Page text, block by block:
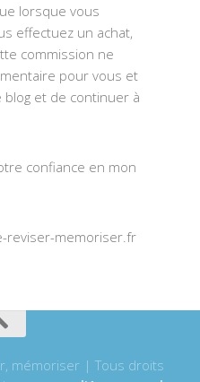
lorsque vous
effectuez un achat,
commission ne
pour vous et
et de continuer à
confiance en mon
reviser-memoriser.fr
mémoriser | Tous droits